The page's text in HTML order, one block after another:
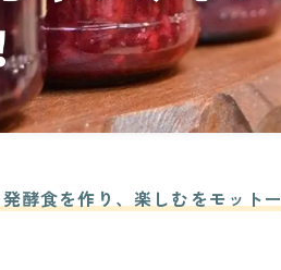
発酵食を作り、楽しむをモットー